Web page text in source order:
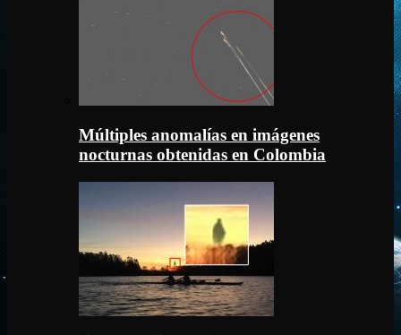
Múltiples anomalías en imágenes
nocturnas obtenidas en Colombia